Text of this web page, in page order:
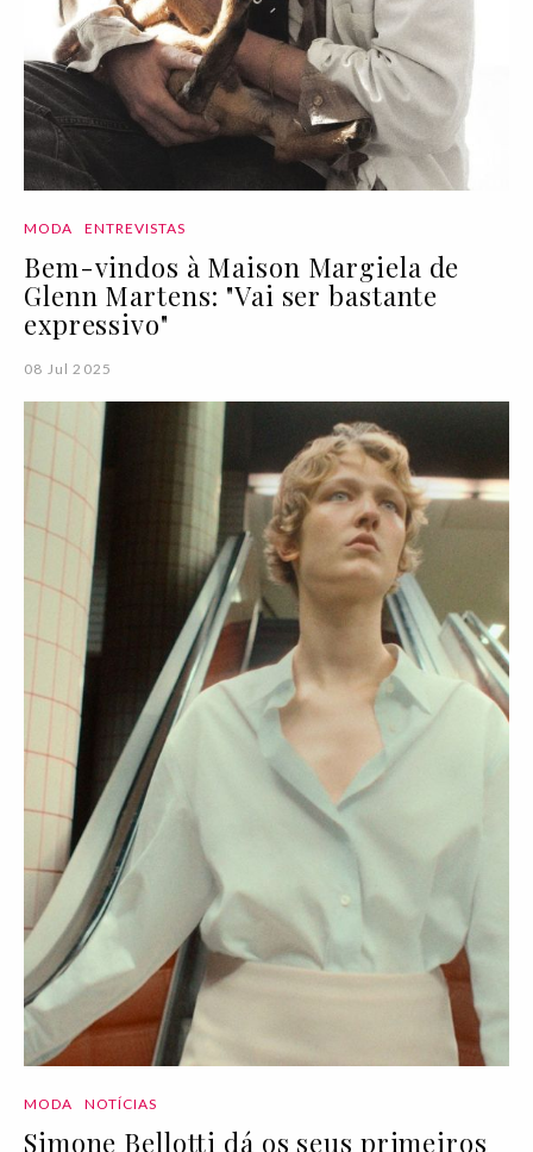
MODA ENTREVISTAS
Bem-vindos à Maison Margiela de
Glenn Martens: "Vai ser bastante
expressivo"
08 Jul 2025
MODA NOTÍCIAS
Simone Bellotti dá os seus primeiros